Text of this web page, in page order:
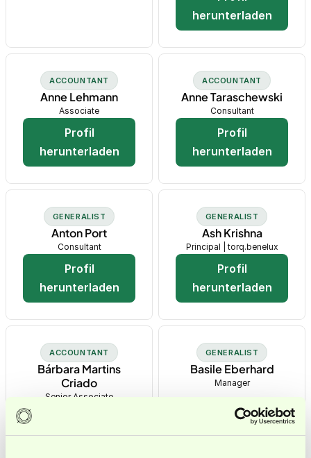
herunterladen
ACCOUNTANT
Anne Lehmann
Associate
Profil
herunterladen
ACCOUNTANT
Anne Taraschewski
Consultant
Profil
herunterladen
GENERALIST
Anton Port
Consultant
Profil
herunterladen
GENERALIST
Ash Krishna
Principal | torq.benelux
Profil
herunterladen
ACCOUNTANT
Bárbara Martins
Criado
Senior Associate
herunterladen
GENERALIST
Basile Eberhard
Manager
Profil
herunterladen